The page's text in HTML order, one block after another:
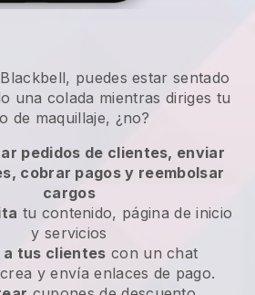
puedes estar sentado
una colada mientras diriges tu
de maquillaje, ¿no?
pedidos de clientes, enviar
cobrar pagos y reembolsar
cargos
tu contenido, página de inicio
y servicios
a tus clientes con un chat
y envía enlaces de pago.